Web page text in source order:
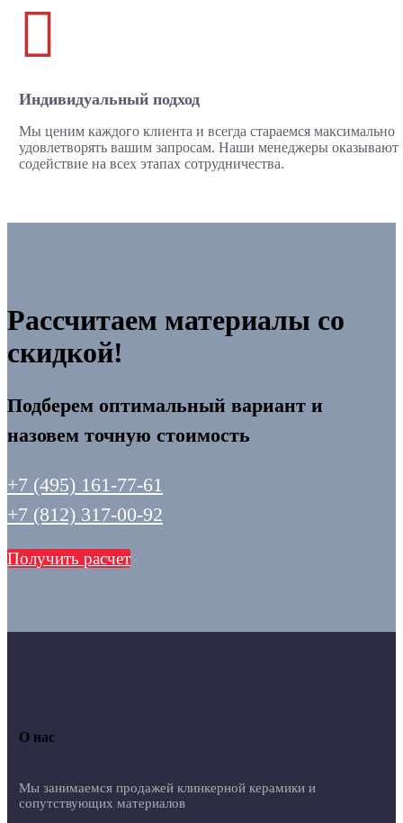

Индивидуальный подход
Мы ценим каждого клиента и всегда стараемся максимально
удовлетворять вашим запросам. Наши менеджеры оказывают
содействие на всех этапах сотрудничества.
Рассчитаем материалы со
скидкой!
Подберем оптимальный вариант и
назовем точную стоимость
+7 (495) 161-77-61
+7 (812) 317-00-92
Получить расчет
О нас
Мы занимаемся продажей клинкерной керамики и
сопутствующих материалов